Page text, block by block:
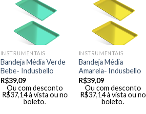
INSTRUMENTAIS
Bandeja Média Verde
Bebe- Indusbello
R$39,09
Ou com desconto
R$37,14 à vista ou no
boleto.
INSTRUMENTAIS
Bandeja Média
Amarela- Indusbello
R$39,09
Ou com desconto
R$37,14 à vista ou no
boleto.